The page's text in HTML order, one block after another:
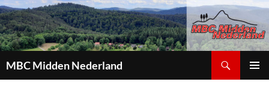
MBC Midden Nederland